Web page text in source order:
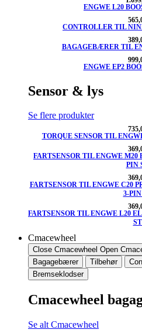
ENGWE L20
CONTROLLER TIL
BAGAGEBÆRER TIL
ENGWE EP2
Sensor & lys
Se flere produkter
TORQUE SENSOR TIL
FARTSENSOR TIL ENGWE
PIN
FARTSENSOR TIL ENGWE C20
3-
FARTSENSOR TIL ENGWE L20
Cmacewheel
Close Cmacewheel Open
Bagagebærer
Tilbehør
Bremseklodser
Cmacewheel
Se alt Cmacewheel